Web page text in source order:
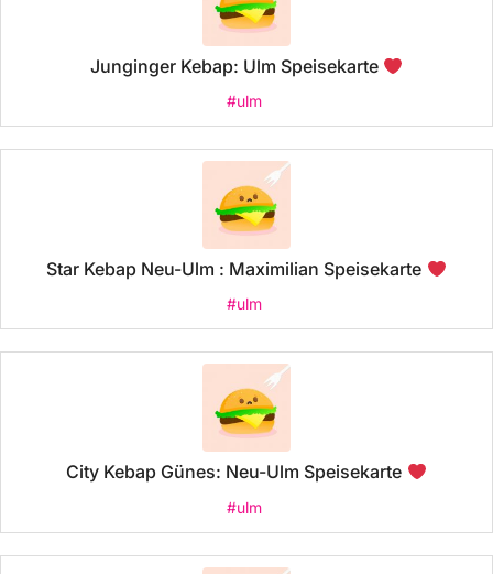
Junginger Kebap: Ulm Speisekarte
#ulm
Star Kebap Neu-Ulm : Maximilian Speisekarte
#ulm
City Kebap Günes: Neu-Ulm Speisekarte
#ulm